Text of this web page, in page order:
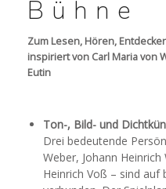
KLINGENDES LIBRETTO
KLINGENDES LIBRETTO
Bühne
Zum Lesen, Hören,
inspiriert von Carl Maria von
Eutin
Ton-, Bild- und
Drei bedeutende
Weber, Johann
Heinrich Voß – sind auf